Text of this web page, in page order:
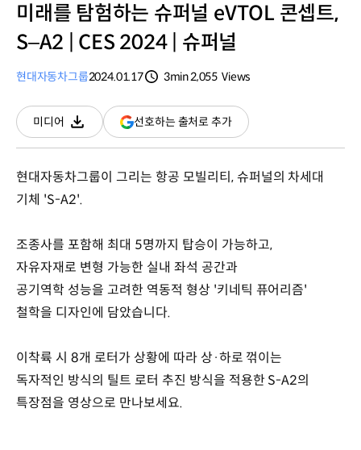
미래를 탐험하는 슈퍼널 eVTOL 콘셉트,
S–A2 | CES 2024 | 슈퍼널
현대자동차그룹2024.01.17
3min2,055 Views
미디어
다운로드
선호하는 출처로 추가(새
창
현대자동차그룹이 그리는 항공 모빌리티, 슈퍼널의 차세대
기체 'S-A2'.
조종사를 포함해 최대 5명까지 탑승이 가능하고,
자유자재로 변형 가능한 실내 좌석 공간과
공기역학 성능을 고려한 역동적 형상 '키네틱 퓨어리즘'
철학을 디자인에 담았습니다.
이착륙 시 8개 로터가 상황에 따라 상·하로 꺾이는
독자적인 방식의 틸트 로터 추진 방식을 적용한 S-A2의
특장점을 영상으로 만나보세요.